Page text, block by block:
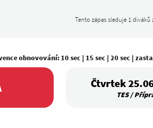
Tento zápas sleduje 1
obnovování: 10 sec | 15 sec | 20 sec |
Čtvrtek
TES /